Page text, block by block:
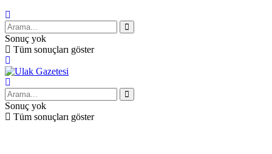
Sonuç yok
Tüm sonuçları göster
Sonuç yok
Tüm sonuçları göster